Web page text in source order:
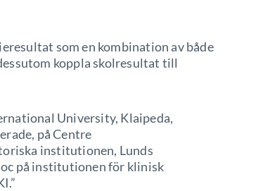
som en kombination av både
koppla skolresultat till
University, Klaipeda,
på Centre
institutionen, Lunds
på institutionen för klinisk